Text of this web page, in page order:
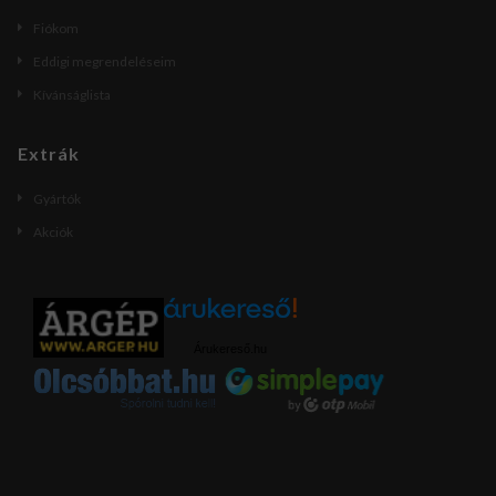
Fiókom
Eddigi megrendeléseim
Kívánságlista
Extrák
Gyártók
Akciók